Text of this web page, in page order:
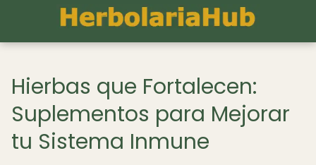
Hierbas que Fortalecen:
Suplementos para Mejorar
tu Sistema Inmune